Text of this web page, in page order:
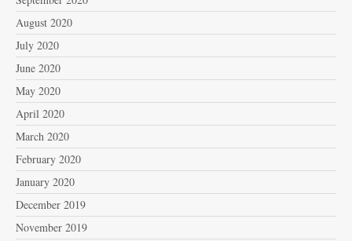
August 2020
July 2020
June 2020
May 2020
April 2020
March 2020
February 2020
January 2020
December 2019
November 2019